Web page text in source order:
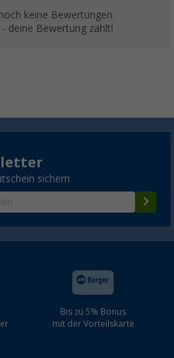
keine Bewertungen.
deine Bewertung zählt!
sichern
Bis zu 5% Bonus
mit der Vorteilskarte